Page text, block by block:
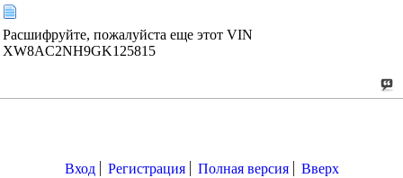
Расшифруйте, пожалуйста еще этот VIN
XW8AC2NH9GK125815
Вход Регистрация Полная версия Вверх